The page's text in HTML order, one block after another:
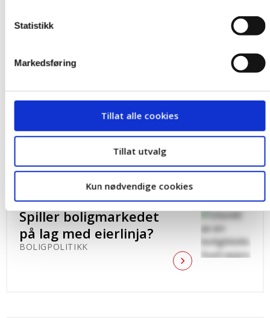
Statistikk
Markedsføring
Tillat alle cookies
Tillat utvalg
Kun nødvendige cookies
Spiller boligmarkedet
på lag med eierlinja?
BOLIGPOLITIKK